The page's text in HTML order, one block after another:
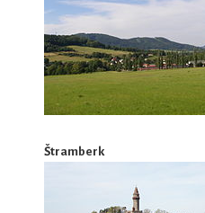
Štramberk